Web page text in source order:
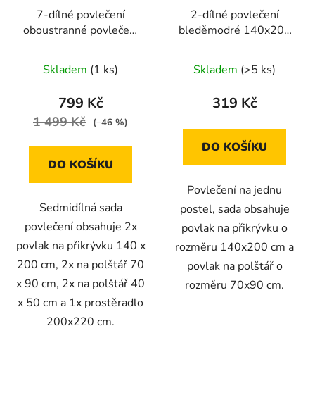
7-dílné povlečení
oboustranné povlečení
BÉŽOVÉ s Puntíkem
140x200
Skladem (1 ks)
799 Kč
1 499 Kč (–46 %)
DO KOŠÍKU
Sedmidílná sada
povlečení obsahuje 2x
povlak na přikrývku 140 x
200 cm, 2x na polštář 70
x 90 cm, 2x na polštář 40
x 50 cm a 1x prostěradlo
200x220 cm.
2-dílné povlečení
bleděmodré 140x200
Skladem (>5 ks)
319 Kč
DO KOŠÍKU
Povlečení na jednu
postel, sada obsahuje
povlak na přikrývku o
rozměru 140x200 cm a
povlak na polštář o
rozměru 70x90 cm.